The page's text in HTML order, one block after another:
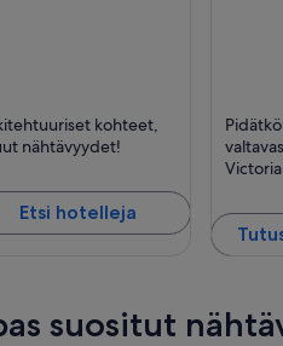
kohteet,
nähtävyydet!
Etsi hotelleja
suositut